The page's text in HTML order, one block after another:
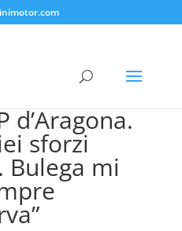
d’Aragona.
sforzi
mi